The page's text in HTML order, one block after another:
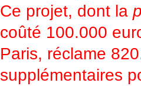
Ce projet, dont la
coûté 100.000
Paris, réclame
supplémentaires